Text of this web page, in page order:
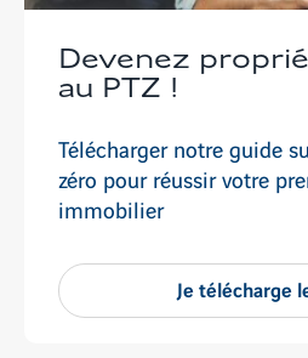
Devenez
au PTZ !
Télécharger notre guide
zéro pour réussir votre
immobilier
Je télécharge